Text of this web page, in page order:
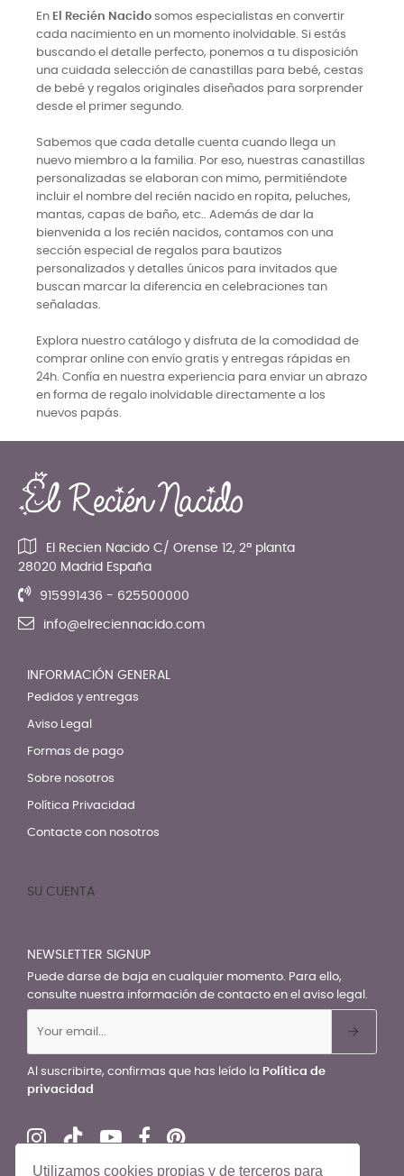
Utilizamos cookies propias y de terceros para
En El Recién Nacido somos especialistas en convertir
cada nacimiento en un momento inolvidable. Si estás
buscando el detalle perfecto, ponemos a tu disposición
una cuidada selección de canastillas para bebé, cestas
de bebé y regalos originales diseñados para sorprender
desde el primer segundo.
Sabemos que cada detalle cuenta cuando llega un
nuevo miembro a la familia. Por eso, nuestras canastillas
personalizadas se elaboran con mimo, permitiéndote
incluir el nombre del recién nacido en ropita, peluches,
mantas, capas de baño, etc.. Además de dar la
bienvenida a los recién nacidos, contamos con una
sección especial de regalos para bautizos
personalizados y detalles únicos para invitados que
buscan marcar la diferencia en celebraciones tan
señaladas.
Explora nuestro catálogo y disfruta de la comodidad de
comprar online con envío gratis y entregas rápidas en
24h. Confía en nuestra experiencia para enviar un abrazo
en forma de regalo inolvidable directamente a los
nuevos papás.
El Recien Nacido C/ Orense 12, 2ª planta
28020 Madrid España
915991436 - 625500000
info@elreciennacido.com
INFORMACIÓN GENERAL
Pedidos y entregas
Aviso Legal
Formas de pago
Sobre nosotros
Política Privacidad
Contacte con nosotros
SU CUENTA
NEWSLETTER SIGNUP
Puede darse de baja en cualquier momento. Para ello,
consulte nuestra información de contacto en el aviso legal.
Al suscribirte, confirmas que has leído la Política de
privacidad